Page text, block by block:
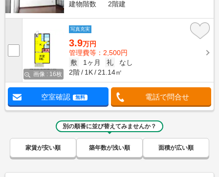
建物階数
2階建
画像 : 16枚
写真充実
3.9万円
管理費等：2,500円
敷
1ヶ月 礼
なし
2階
1K 21.14㎡
空室確認 無料 電話で問合せ
別の順番に並び替えてみませんか？
家賃が安い順 築年数が浅い順 面積が広い順